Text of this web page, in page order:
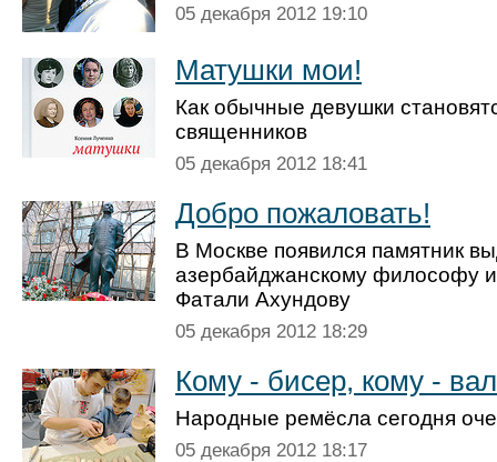
05 декабря 2012 19:10
Матушки мои!
Как обычные девушки
священников
05 декабря 2012 18:41
Добро пожаловать!
В Москве появился памятник
азербайджанскому философу
Фатали Ахундову
05 декабря 2012 18:29
Кому - бисер, кому -
Народные ремёсла сегодня
05 декабря 2012 18:17